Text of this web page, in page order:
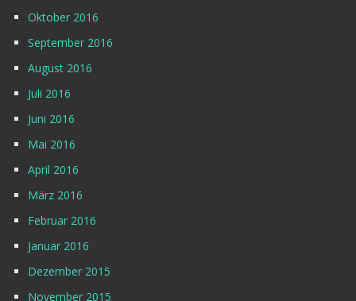
Oktober 2016
September 2016
August 2016
Juli 2016
Juni 2016
Mai 2016
April 2016
März 2016
Februar 2016
Januar 2016
Dezember 2015
November 2015